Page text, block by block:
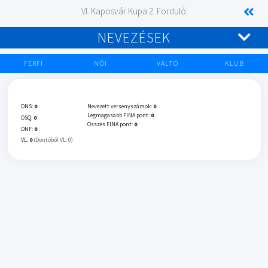
VI. Kaposvár Kupa 2. Forduló
NEVEZÉSEK
FÉRFI NŐI VÁLTÓ KLUB
DNS: 0
DSQ: 0
DNF: 0
VL: 0 (Döntőből VL: 0)
Nevezett versenyszámok: 0
Legmagasabb FINA pont: 0
Összes FINA pont: 0